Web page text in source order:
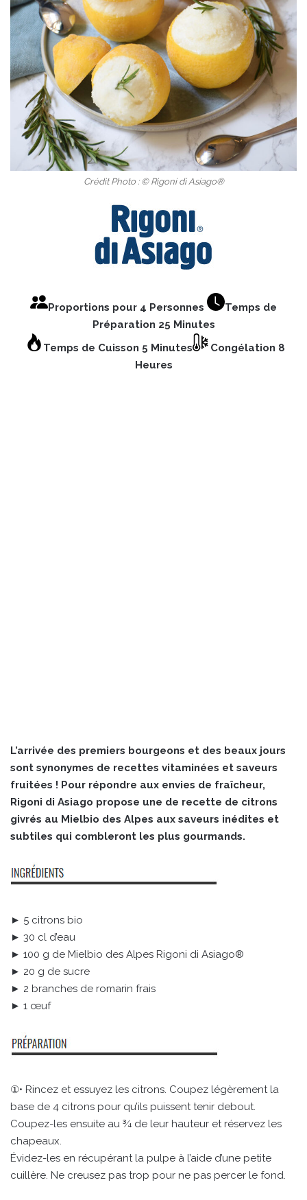
Crédit Photo : © Rigoni di Asiago®
Proportions pour 4 Personnes
Temps de
Préparation 25 Minutes
Temps de Cuisson 5 Minutes
Congélation 8
Heures
L’arrivée des premiers bourgeons et des beaux jours
sont synonymes de recettes vitaminées et saveurs
fruitées ! Pour répondre aux envies de fraîcheur,
Rigoni di Asiago propose une de recette de citrons
givrés au Mielbio des Alpes aux saveurs inédites et
subtiles qui combleront les plus gourmands.
► 5 citrons bio
► 30 cl d’eau
► 100 g de Mielbio des Alpes Rigoni di Asiago®
► 20 g de sucre
► 2 branches de romarin frais
► 1 œuf
①• Rincez et essuyez les citrons. Coupez légèrement la
base de 4 citrons pour qu’ils puissent tenir debout.
Coupez-les ensuite au ¾ de leur hauteur et réservez les
chapeaux.
Évidez-les en récupérant la pulpe à l’aide d’une petite
cuillère. Ne creusez pas trop pour ne pas percer le fond.